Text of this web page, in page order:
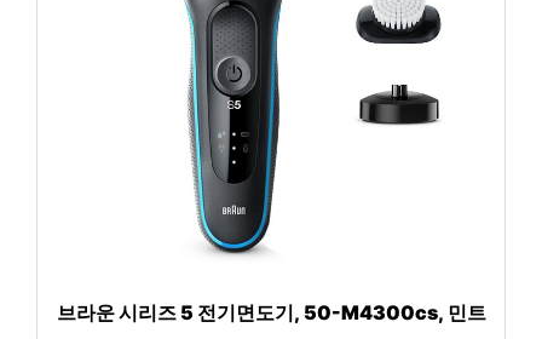
브라운 시리즈 5 전기면도기, 50-M4300cs, 민트